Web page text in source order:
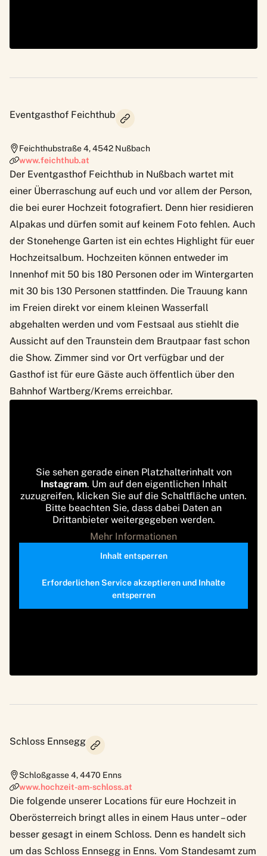
Eventgasthof Feichthub
Feichthubstraße 4,4542 Nußbach
www.feichthub.at
Der Eventgasthof Feichthub in Nußbach wartet mit
einer Überraschung auf euch und vor allem der Person,
die bei eurer Hochzeit fotografiert. Denn hier residieren
Alpakas und dürfen somit auf keinem Foto fehlen. Auch
der Stonehenge Garten ist ein echtes Highlight für euer
Hochzeitsalbum. Hochzeiten können entweder im
Innenhof mit 50 bis 180 Personen oder im Wintergarten
mit 30 bis 130 Personen stattfinden. Die Trauung kann
im Freien direkt vor einem kleinen Wasserfall
abgehalten werden und vom Festsaal aus stiehlt die
Aussicht auf den Traunstein dem Brautpaar fast schon
die Show. Zimmer sind vor Ort verfügbar und der
Gasthof ist für eure Gäste auch öffentlich über den
Bahnhof Wartberg/Krems erreichbar.
Sie sehen gerade einen Platzhalterinhalt von
Instagram. Um auf den eigentlichen Inhalt
zuzugreifen, klicken Sie auf die Schaltfläche unten.
Bitte beachten Sie, dass dabei Daten an
Drittanbieter weitergegeben werden.
Mehr Informationen
Inhalt entsperren
Erforderlichen Service akzeptieren und Inhalte
entsperren
Schloss Ennsegg
Schloßgasse 4,4470 Enns
www.hochzeit-am-schloss.at
Die folgende unserer Locations für eure Hochzeit in
Oberösterreich bringt alles in einem Haus unter – oder
besser gesagt in einem Schloss. Denn es handelt sich
um das Schloss Ennsegg in Enns. Vom Standesamt zum